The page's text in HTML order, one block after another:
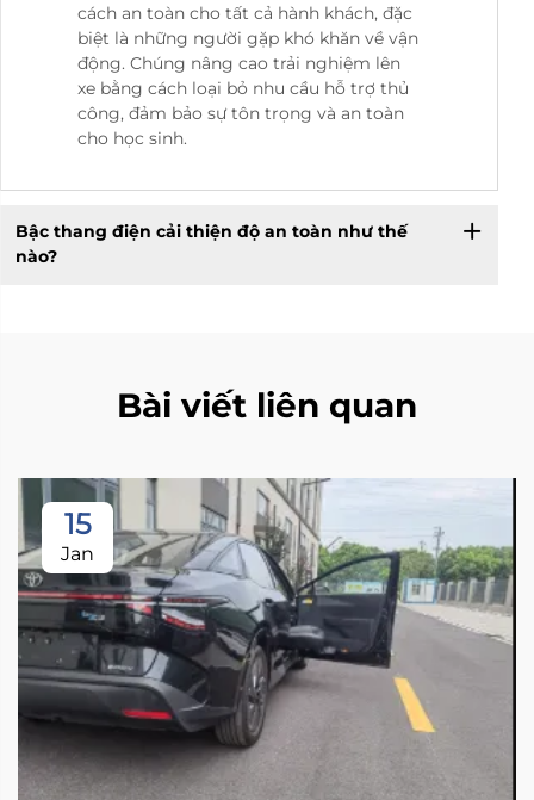
cách an toàn cho tất cả hành khách, đặc
biệt là những người gặp khó khăn về vận
động. Chúng nâng cao trải nghiệm lên
xe bằng cách loại bỏ nhu cầu hỗ trợ thủ
công, đảm bảo sự tôn trọng và an toàn
cho học sinh.
Bậc thang điện cải thiện độ an toàn như thế
nào?
Bài viết liên quan
15
Jan